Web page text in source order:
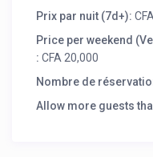
Prix par nuit (7d+):
Price per weekend
: CFA 20,000
Nombre de
Allow more guests